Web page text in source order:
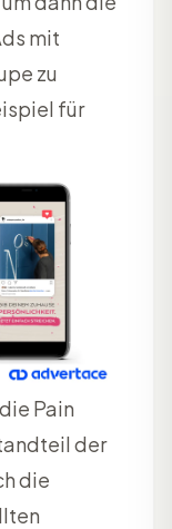
mit
zu
für
Pain
der
die